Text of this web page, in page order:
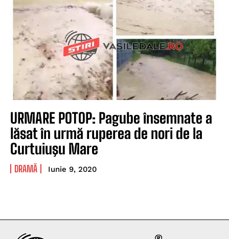
URMARE POTOP: Pagube însemnate a
lăsat în urmă ruperea de nori de la
Curtuiuşu Mare
DRAMĂ Iunie 9, 2020